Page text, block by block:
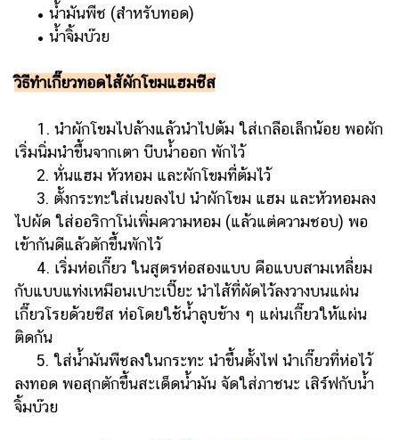
• น้ำมันพืช (สำหรับทอด)
• น้ำจิ้มบ๊วย
วิธีทำเกี๊ยวทอดไส้ผักโขมแฮมชีส
1. นำผักโขมไปล้างแล้วนำไปต้ม ใส่เกลือเล็กน้อย พอผัก
เริ่มนิ่มนำขึ้นจากเตา บีบน้ำออก พักไว้
2. หั่นแฮม หัวหอม และผักโขมที่ต้มไว้
3. ตั้งกระทะใส่เนยลงไป นำผักโขม แฮม และหัวหอมลง
ไปผัด ใส่ออริกาโน่เพิ่มความหอม (แล้วแต่ความชอบ) พอ
เข้ากันดีแล้วตักขึ้นพักไว้
4. เริ่มห่อเกี๊ยว ในสูตรห่อสองแบบ คือแบบสามเหลี่ยม
กับแบบแท่งเหมือนเปาะเปี๊ยะ นำไส้ที่ผัดไว้ลงวางบนแผ่น
เกี๊ยวโรยด้วยชีส ห่อโดยใช้น้ำลูบข้าง ๆ แผ่นเกี๊ยวให้แผ่น
ติดกัน
5. ใส่น้ำมันพืชลงในกระทะ นำขึ้นตั้งไฟ นำเกี๊ยวที่ห่อไว้
ลงทอด พอสุกตักขึ้นสะเด็ดน้ำมัน จัดใส่ภาชนะ เสิร์ฟกับน้ำ
จิ้มบ๊วย